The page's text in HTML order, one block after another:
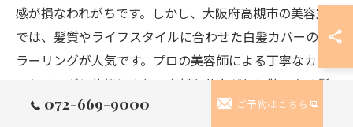
感が損なわれがちです。しかし、大阪府高槻市の美容室
では、髪質やライフスタイルに合わせた白髪カバーのカ
ラーリングが人気です。プロの美容師による丁寧なカウ
ンセリングと施術により、自然な仕上がりと艶のある髪
色を同時に実現できます。
072-669-9000 ご予約はこちら